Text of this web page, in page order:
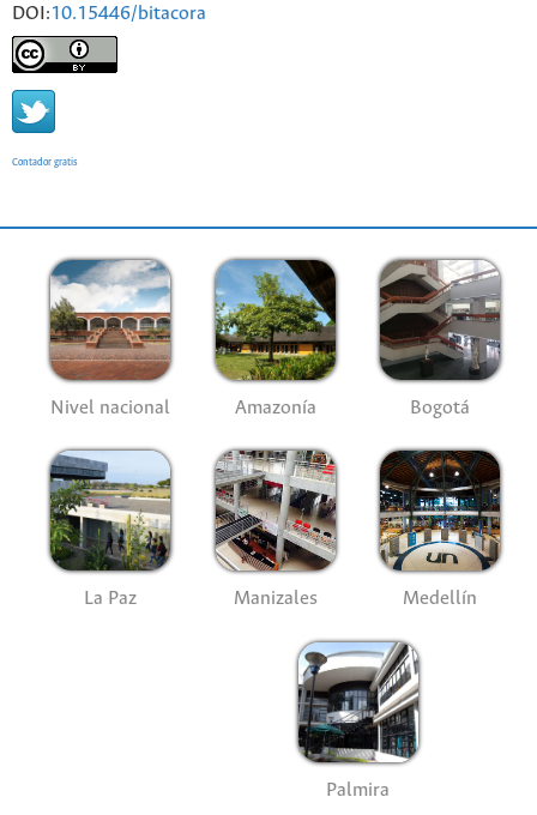
DOI:10.15446/bitacora
Contador gratis
Nivel nacional Amazonía Bogotá
La Paz Manizales Medellín
Palmira